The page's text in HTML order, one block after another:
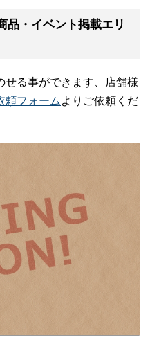
品・イベント掲載エリ
せる事ができます、店舗様
頼フォーム よりご依頼くだ